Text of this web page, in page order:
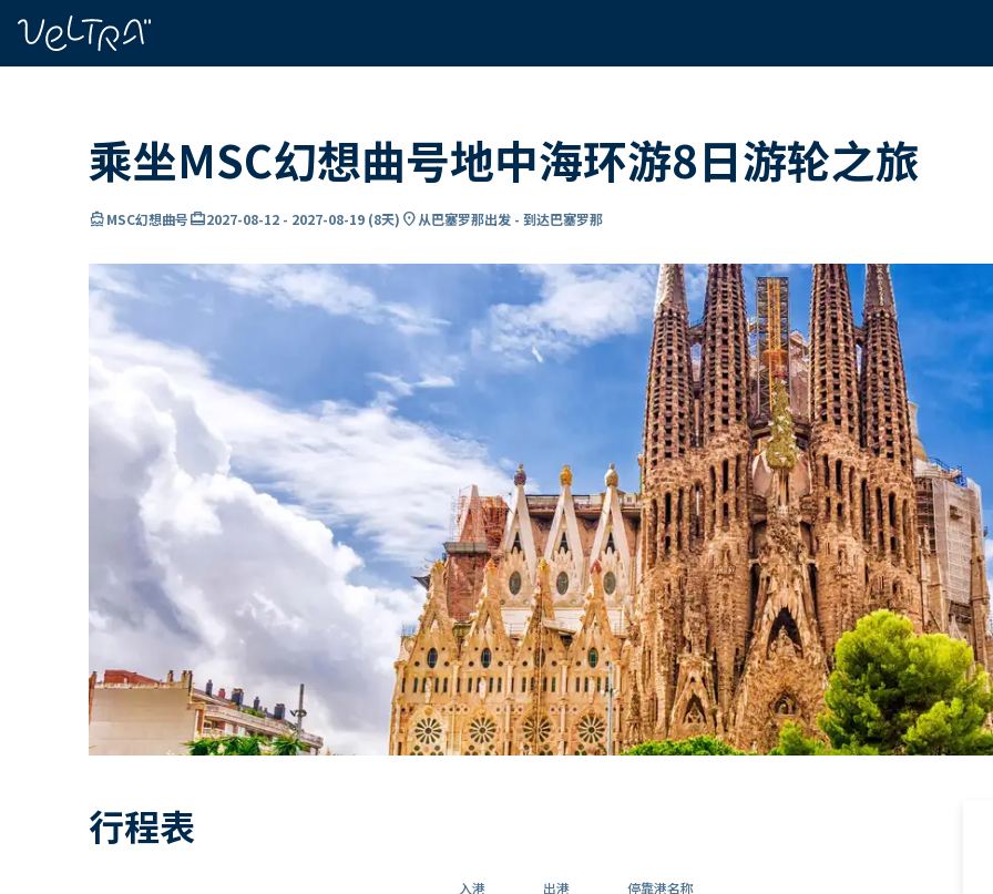
乘坐MSC幻想曲号地中海环游8日游轮之旅
directions_boatMSC幻想曲号card_travel2027-08-12 - 2027-08-19 (8天) location_on从巴塞罗那出发 - 到达巴塞罗那
行程表
入港 出港 停靠港名称